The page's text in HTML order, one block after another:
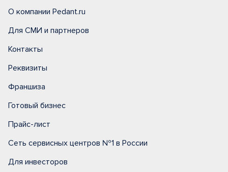
О компании Pedant.ru
Для СМИ и партнеров
Контакты
Реквизиты
Франшиза
Готовый бизнес
Прайс-лист
Сеть сервисных центров №1 в России
Для инвесторов